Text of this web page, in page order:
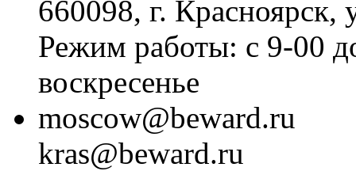
660098, г.
Режим работы: с 9-00
воскресенье
moscow@beward.ru
kras@beward.ru